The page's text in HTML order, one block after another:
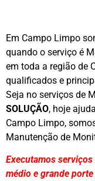
Em Campo Limpo
quando o serviço é
em toda a região de
qualificados e
Seja no serviços de
SOLUÇÃO, hoje
Campo Limpo,
Manutenção de
Executamos
médio e grande